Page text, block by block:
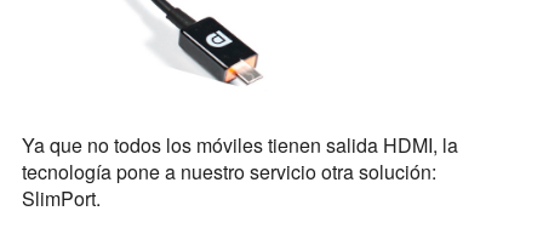
Ya que no todos los móviles tienen salida HDMI, la
tecnología pone a nuestro servicio otra solución:
SlimPort.